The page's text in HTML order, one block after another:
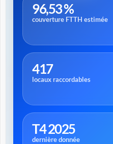
96,53 %
couverture FTTH estimée
417
locaux raccordables
T4 2025
dernière donnée